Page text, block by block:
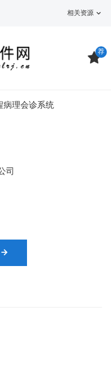
相关资源
荐
病理会诊系统
司